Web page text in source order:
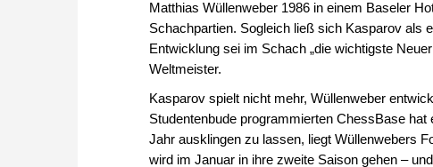
Matthias Wüllenweber 1986 in einem Baseler
Schachpartien. Sogleich ließ sich Kasparov als
Entwicklung sei im Schach „die wichtigste
Weltmeister.
Kasparov spielt nicht mehr, Wüllenweber
Studentenbude programmierten ChessBase
Jahr ausklingen zu lassen, liegt Wüllenwebers
wird im Januar in ihre zweite Saison gehen –